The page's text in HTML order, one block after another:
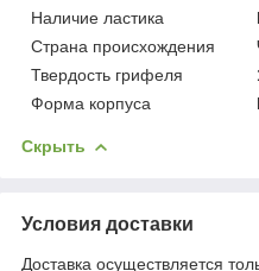
Наличие ластика
Страна происхождения
Твердость грифеля
Форма корпуса
Скрыть
Условия доставки
Доставка осуществляется